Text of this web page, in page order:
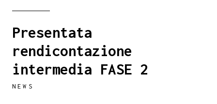
Presentata
rendicontazione
intermedia FASE 2
NEWS